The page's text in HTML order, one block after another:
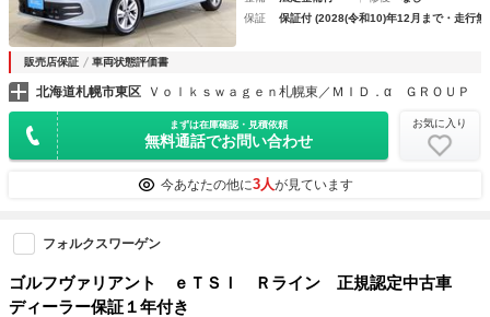
保証
保証付 (2028(令和10)年12月まで・走行無
販売店保証 車両状態評価書
北海道札幌市東区 Ｖｏｌｋｓｗａｇｅｎ札幌東／ＭＩＤ．α ＧＲＯＵＰ
まずは在庫確認・見積依頼
無料通話でお問い合わせ
お気に入り
今あなたの他に3人が見ています
フォルクスワーゲン
ゴルフヴァリアント ｅＴＳＩ Ｒライン 正規認定中古車
ディーラー保証１年付き